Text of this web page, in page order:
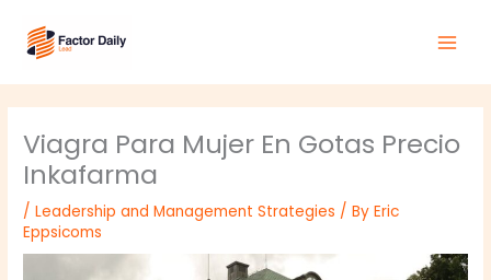
content
Viagra Para Mujer En Gotas Precio
Inkafarma
/Leadership and Management Strategies / ByEric
Eppsicoms